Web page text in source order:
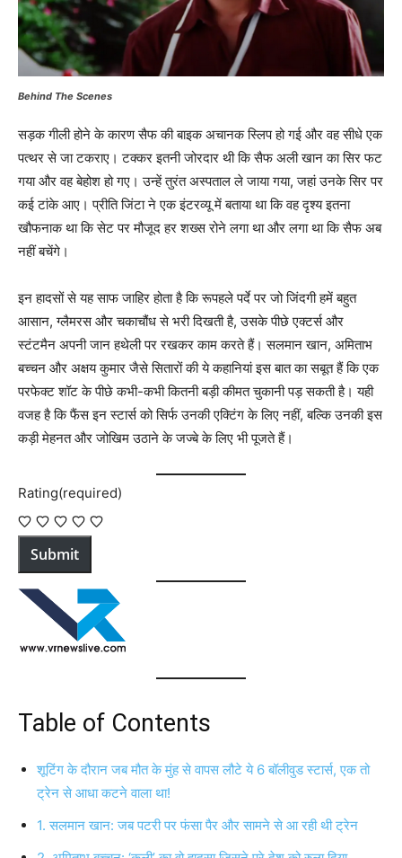
Behind The Scenes
सड़क गीली होने के कारण सैफ की बाइक अचानक स्लिप हो गई और वह सीधे एक
पत्थर से जा टकराए। टक्कर इतनी जोरदार थी कि सैफ अली खान का सिर फट
गया और वह बेहोश हो गए। उन्हें तुरंत अस्पताल ले जाया गया, जहां उनके सिर पर
कई टांके आए। प्रीति जिंटा ने एक इंटरव्यू में बताया था कि वह दृश्य इतना
खौफनाक था कि सेट पर मौजूद हर शख्स रोने लगा था और लगा था कि सैफ अब
नहीं बचेंगे।
इन हादसों से यह साफ जाहिर होता है कि रूपहले पर्दे पर जो जिंदगी हमें बहुत
आसान, ग्लैमरस और चकाचौंध से भरी दिखती है, उसके पीछे एक्टर्स और
स्टंटमैन अपनी जान हथेली पर रखकर काम करते हैं। सलमान खान, अमिताभ
बच्चन और अक्षय कुमार जैसे सितारों की ये कहानियां इस बात का सबूत हैं कि एक
परफेक्ट शॉट के पीछे कभी-कभी कितनी बड़ी कीमत चुकानी पड़ सकती है। यही
वजह है कि फैंस इन स्टार्स को सिर्फ उनकी एक्टिंग के लिए नहीं, बल्कि उनकी इस
कड़ी मेहनत और जोखिम उठाने के जज्बे के लिए भी पूजते हैं।
Rating(required)
Submit
Table of Contents
शूटिंग के दौरान जब मौत के मुंह से वापस लौटे ये 6 बॉलीवुड स्टार्स, एक तो
ट्रेन से आधा कटने वाला था!
1. सलमान खान: जब पटरी पर फंसा पैर और सामने से आ रही थी ट्रेन